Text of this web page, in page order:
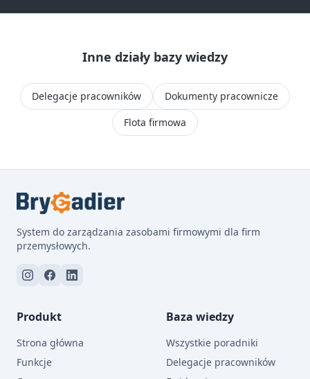
Inne działy bazy wiedzy
Delegacje pracowników
Dokumenty pracownicze
Flota firmowa
System do zarządzania zasobami firmowymi dla firm
przemysłowych.
Produkt
Strona główna
Funkcje
Baza wiedzy
Wszystkie poradniki
Delegacje pracowników